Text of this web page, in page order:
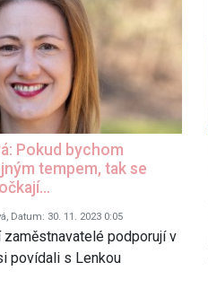
Pokud bychom
tempem, tak se
Datum: 30. 11. 2023 0:05
podporují v
povídali s Lenkou